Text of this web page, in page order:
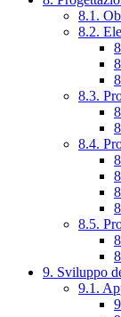
8.1.
8.2.
8.3.
8.4.
8.5.
9. Sviluppo
9.1.